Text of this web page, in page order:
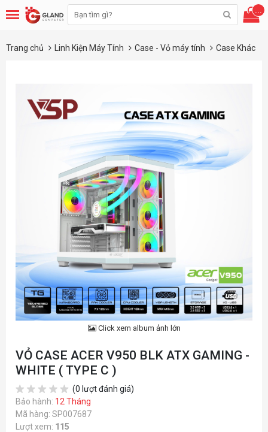
...
Trang chủ Linh Kiện Máy Tính Case - Vỏ máy tính Case Khác
Click xem album ảnh lớn
VỎ CASE ACER V950 BLK ATX GAMING -
WHITE ( TYPE C )
(0 lượt đánh giá)
Bảo hành: 12 Tháng
Mã hàng: SP007687
Lượt xem: 115